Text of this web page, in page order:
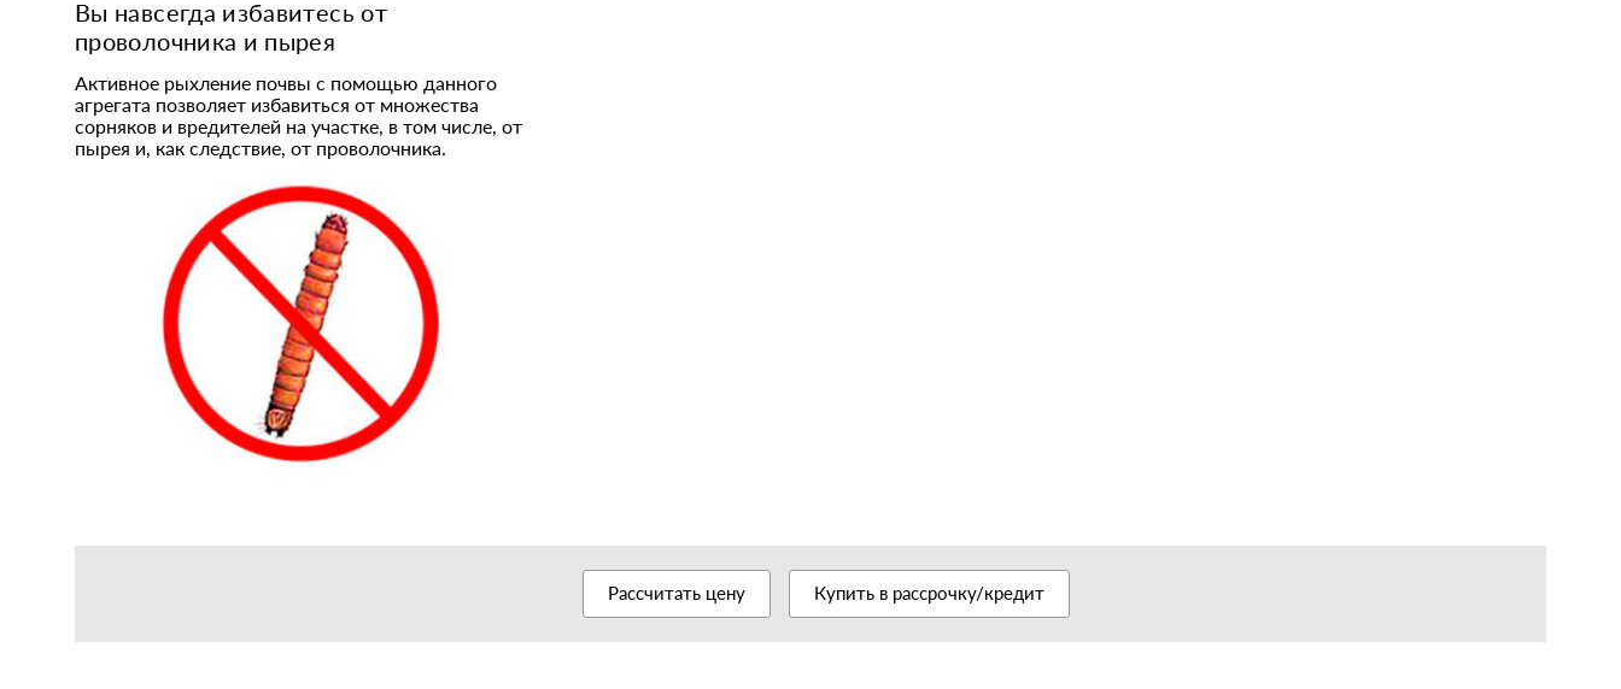
Вы навсегда избавитесь от
проволочника и пырея
Активное рыхление почвы с помощью данного
агрегата позволяет избавиться от множества
сорняков и вредителей на участке, в том числе, от
пырея и, как следствие, от проволочника.
Рассчитать цену Купить в рассрочку/кредит